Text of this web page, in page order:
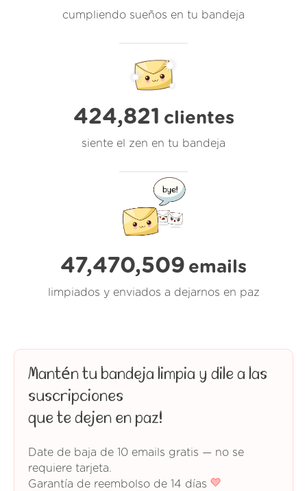
cumpliendo sueños en tu bandeja
424,821 clientes
siente el zen en tu bandeja
47,470,509 emails
limpiados y enviados a dejarnos en paz
Mantén tu bandeja limpia y dile a las
suscripciones
que te dejen en paz!
Date de baja de 10 emails gratis — no se
requiere tarjeta.
Garantía de reembolso de 14 días